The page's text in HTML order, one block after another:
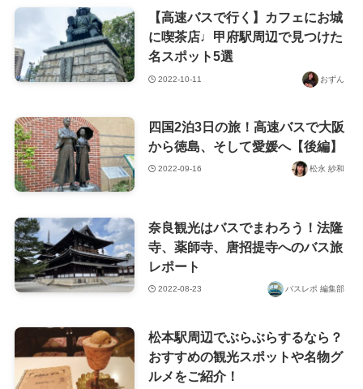
【高速バスで行く】カフェにお城
に喫茶店♩甲府駅周辺で見つけた
名スポット5選
2022-10-11 おずん
四国2泊3日の旅！高速バスで大阪
から徳島、そして愛媛へ【後編】
2022-09-16 松永 紗和
奈良観光はバスでまわろう！法隆
寺、薬師寺、唐招提寺へのバス旅
レポート
2022-08-23 バスレポ 編集部
松本駅周辺でぶらぶらするなら？
おすすめの観光スポットや名物グ
ルメをご紹介！